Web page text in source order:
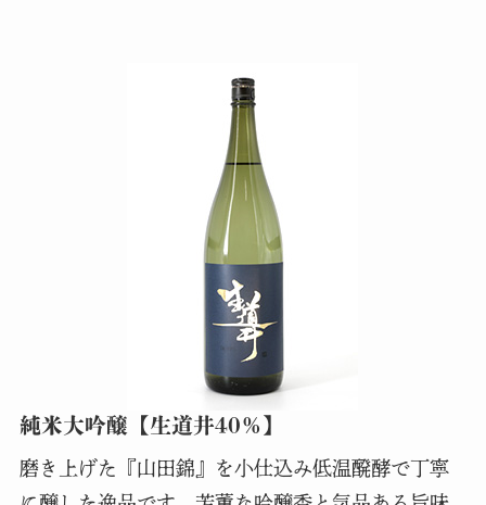
純米大吟醸【生道井40％】
磨き上げた『山田錦』を小仕込み低温醗酵で丁寧